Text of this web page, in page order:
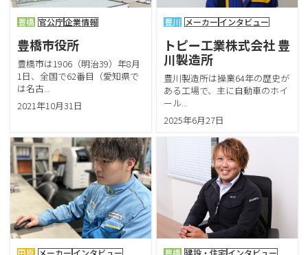
豊橋 官公庁企業情報
豊橋市役所
豊橋市は1906（明治39）年8月
1日、全国で62番目（愛知県で
は名古...
2021年10月31日
豊川 メーカーインタビュー
トピー工業株式会社 豊
川製造所
豊川製造所は操業64年の歴史が
ある工場で、主に自動車のホイ
ール...
2025年6月27日
田原 メーカーインタビュー 豊橋 建設・住宅インタビュー